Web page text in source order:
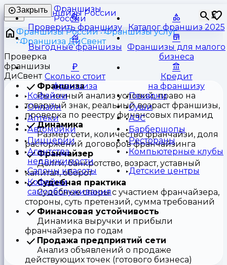
Франшизы
России
⏳
Закрыть
Проверить франшизу Каталог франшиз 2025
Выгодные франшизы
Франшизы для малого
бизнеса
Сколько стоит
франшиза
Кредит
на франшизу
Кофейни
Пекарни
Онлайн
Суши
Аптеки
АЗС
Автомойки
Барбершопы
Пиццерии
Рестораны
Агентства
недвижимости
Компьютерные клубы
Салоны красоты
Детские центры
Кофейни
самообслуживания
Франшизы России
Франшизы услуг
Франшиза ДиСвент
Проверка
франшизы
ДиСвент
Франшиза
Рыночный анализ условий, право на
товарный знак, реальный возраст франшизы,
проверка по реестру финансовых пирамид
Динамика
Размер сети, количество франчайзи, доля
расторжений договоров франчайзинга
Франчайзер
Долги, банкротство, возраст, уставный
капитал, оборот
Судебная практика
Судебные споры с участием франчайзера,
стороны, суть претензий, сумма требований
Финансовая устойчивость
Динамика выручки и прибыли
франчайзера по годам
Продажа предприятий сети
Анализ объявлений о продаже
действующих точек (готового бизнеса)